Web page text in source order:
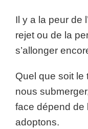
Il y a la peur de
rejet ou de la
s’allonger
Quel que soit le
nous
face dépend de
adoptons.